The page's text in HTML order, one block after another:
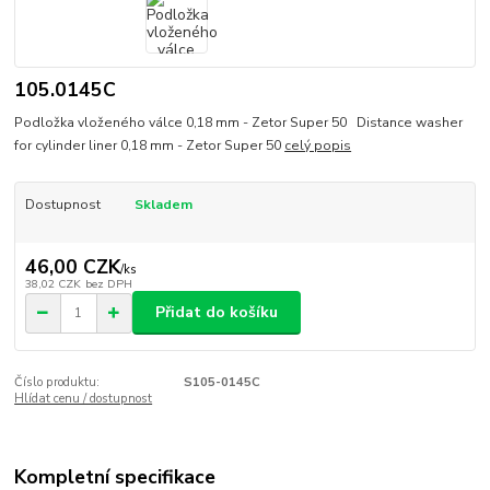
105.0145C
Podložka vloženého válce 0,18 mm - Zetor Super 50 Distance washer
for cylinder liner 0,18 mm - Zetor Super 50 celý popis
Dostupnost Skladem
46,00 CZK/ks
38,02 CZK bez DPH
Přidat do košíku
Číslo produktu:
S105-0145C
Hlídat cenu / dostupnost
Kompletní specifikace